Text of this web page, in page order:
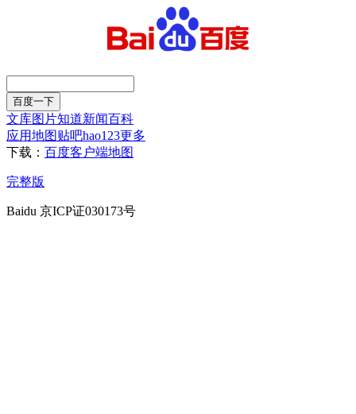
文库图片知道新闻百科
应用地图贴吧hao123更多
下载： 百度客户端地图
完整版
Baidu 京ICP证030173号